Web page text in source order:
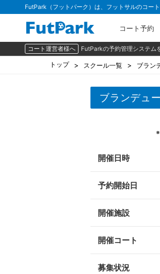
FutPark（フットパーク）は、フットサルのコー
コート予約
コート運営者様へ FutParkの予約管理システム
トップ スクール一覧 ブラン
ブランデュ
開催日時
予約開始日
開催施設
開催コート
募集状況